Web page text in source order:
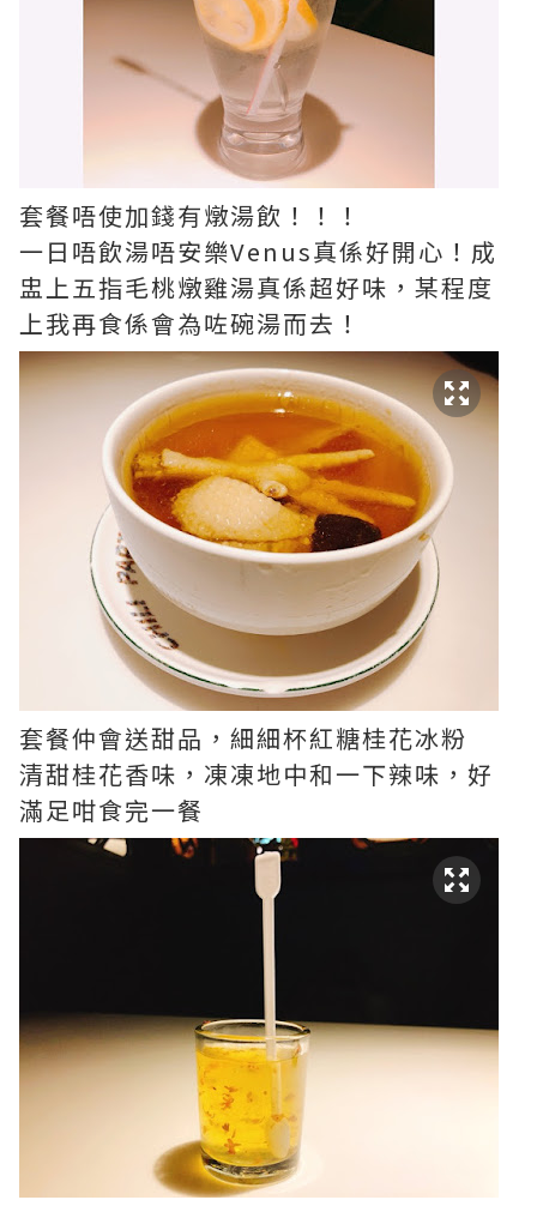
套餐唔使加錢有燉湯飲！！！
一日唔飲湯唔安樂Venus真係好開心！成
盅上五指毛桃燉雞湯真係超好味，某程度
上我再食係會為咗碗湯而去！
套餐仲會送甜品，細細杯紅糖桂花冰粉
清甜桂花香味，凍凍地中和一下辣味，好
滿足咁食完一餐